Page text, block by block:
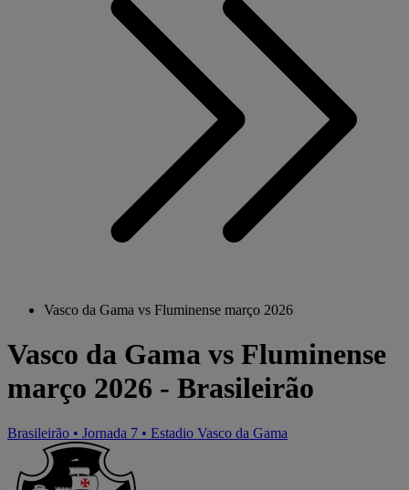
Vasco da Gama vs Fluminense março 2026
Vasco da Gama vs Fluminense
março 2026 - Brasileirão
Brasileirão • Jornada 7 • Estadio Vasco da Gama